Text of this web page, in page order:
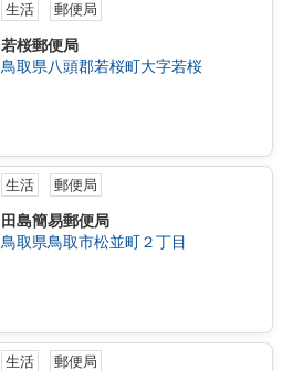
生活 郵便局
若桜郵便局
鳥取県八頭郡若桜町大字若桜
生活 郵便局
田島簡易郵便局
鳥取県鳥取市松並町２丁目
生活 郵便局